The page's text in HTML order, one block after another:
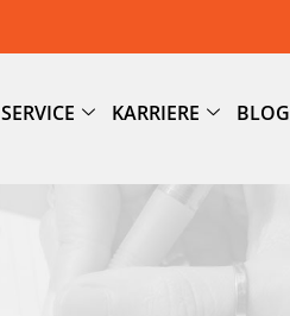
SERVICE KARRIERE BLOG